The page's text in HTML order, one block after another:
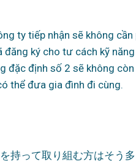
ty tiếp nhận sẽ không cần
ký cho tư cách kỹ
đặc định số 2 sẽ không còn
thể đưa gia đình đi cùng.
持って取り組む方はそう